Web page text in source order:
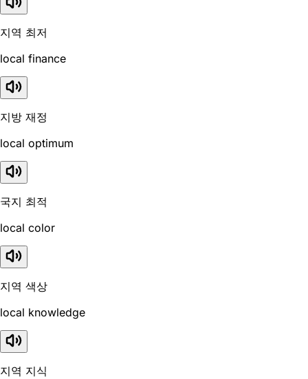
지역 최저
local finance
지방 재정
local optimum
국지 최적
local color
지역 색상
local knowledge
지역 지식